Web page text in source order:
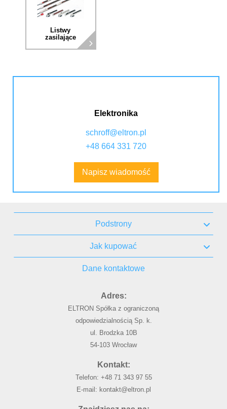
Listwy
zasilające
Elektronika
schroff@eltron.pl
+48 664 331 720
Napisz wiadomość
Podstrony
Jak kupować
Dane kontaktowe
Adres:
ELTRON Spółka z ograniczoną
odpowiedzialnością Sp. k.
ul. Brodzka 10B
54-103 Wrocław
Kontakt:
Telefon: +48 71 343 97 55
E-mail: kontakt@eltron.pl